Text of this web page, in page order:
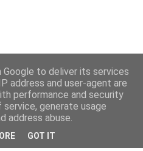
to deliver its services
address and user-agent are
performance and security
generate usage
address abuse.
GOT IT